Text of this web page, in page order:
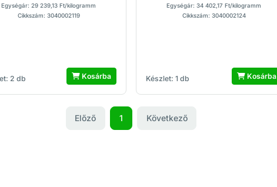
2 db
Egységár: 29 239,13 Ft/kilogramm
Cikkszám: 3040002119
Kosárba Készlet: 1 db
Egységár: 34 402,17 Ft/kilogramm
Cikkszám: 3040002124
Kosárba
Előző 1 Következő